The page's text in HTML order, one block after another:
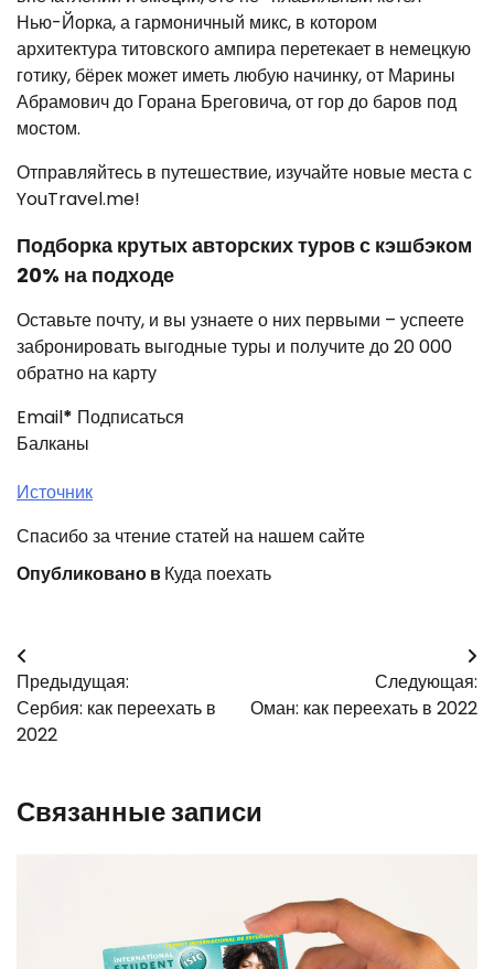
Нью-Йорка, а гармоничный микс, в котором
архитектура титовского ампира перетекает в немецкую
готику, бёрек может иметь любую начинку, от Марины
Абрамович до Горана Бреговича, от гор до баров под
мостом.
Отправляйтесь в путешествие, изучайте новые места с
YouTravel.me!
Подборка крутых авторских туров с кэшбэком
20% на подходе
Оставьте почту, и вы узнаете о них первыми – успеете
забронировать выгодные туры и получите до 20 000
обратно на карту
Email* Подписаться
Балканы
Источник
Спасибо за чтение статей на нашем сайте
Опубликовано вКуда поехать
Навигация
по
записям
Предыдущая:
Сербия: как переехать в
2022
Следующая:
Оман: как переехать в 2022
Связанные записи